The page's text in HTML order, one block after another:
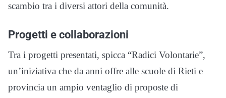
scambio tra i diversi attori della comunità.
Progetti e collaborazioni
Tra i progetti presentati, spicca “Radici Volontarie”,
un’iniziativa che da anni offre alle scuole di Rieti e
provincia un ampio ventaglio di proposte di